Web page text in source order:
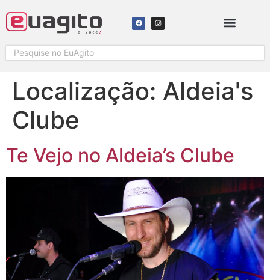
Localização: Aldeia's
Clube
Te Vejo no Aldeia’s Clube